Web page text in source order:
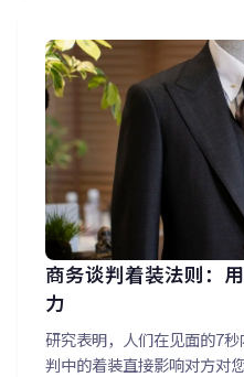
商务谈判着装法则：
力
研究表明，人们在见面的7
判中的着装直接影响对方对